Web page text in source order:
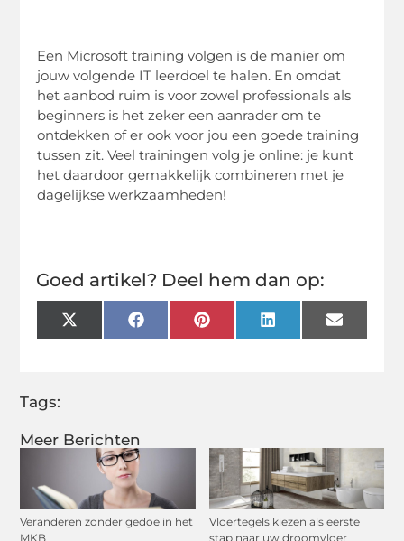
Meer Berichten
Veranderen zonder gedoe in het
MKB
Vloertegels kiezen als eerste
stap naar uw droomvloer
Een Microsoft training volgen is de manier om
jouw volgende IT leerdoel te halen. En omdat
het aanbod ruim is voor zowel professionals als
beginners is het zeker een aanrader om te
ontdekken of er ook voor jou een goede training
tussen zit. Veel trainingen volg je online: je kunt
het daardoor gemakkelijk combineren met je
dagelijkse werkzaamheden!
Goed artikel? Deel hem dan op:
X
(Twitter)
FacebookPinterestLinkedInEmail
Tags: